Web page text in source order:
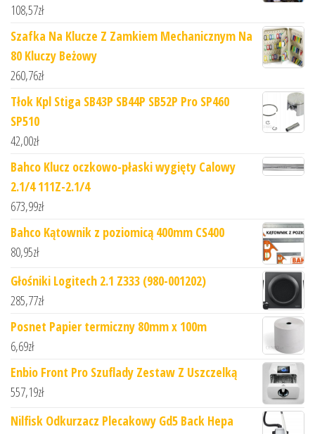
108,57zł
Szafka Na Klucze Z Zamkiem Mechanicznym Na
80 Kluczy Beżowy
260,76zł
Tłok Kpl Stiga SB43P SB44P SB52P Pro SP460
SP510
42,00zł
Bahco Klucz oczkowo-płaski wygięty Calowy
2.1/4 111Z-2.1/4
673,99zł
Bahco Kątownik z poziomicą 400mm CS400
80,95zł
Głośniki Logitech 2.1 Z333 (980-001202)
285,77zł
Posnet Papier termiczny 80mm x 100m
6,69zł
Enbio Front Pro Szuflady Zestaw Z Uszczelką
557,19zł
Nilfisk Odkurzacz Plecakowy Gd5 Back Hepa